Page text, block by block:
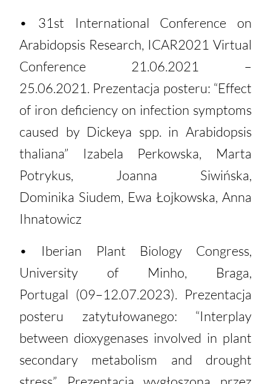
• 31st International Conference on
Arabidopsis Research, ICAR2021 Virtual
Conference 21.06.2021 –
25.06.2021. Prezentacja posteru: “Effect
of iron deficiency on infection symptoms
caused by Dickeya spp. in Arabidopsis
thaliana” Izabela Perkowska, Marta
Potrykus, Joanna Siwińska,
Dominika Siudem, Ewa Łojkowska, Anna
Ihnatowicz
• Iberian Plant Biology Congress,
University of Minho, Braga,
Portugal (09–12.07.2023). Prezentacja
posteru zatytułowanego: “Interplay
between dioxygenases involved in plant
secondary metabolism and drought